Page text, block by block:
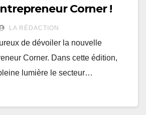
Corner !
LA RÉDACTION
de dévoiler la nouvelle
Corner. Dans cette édition,
lumière le secteur…